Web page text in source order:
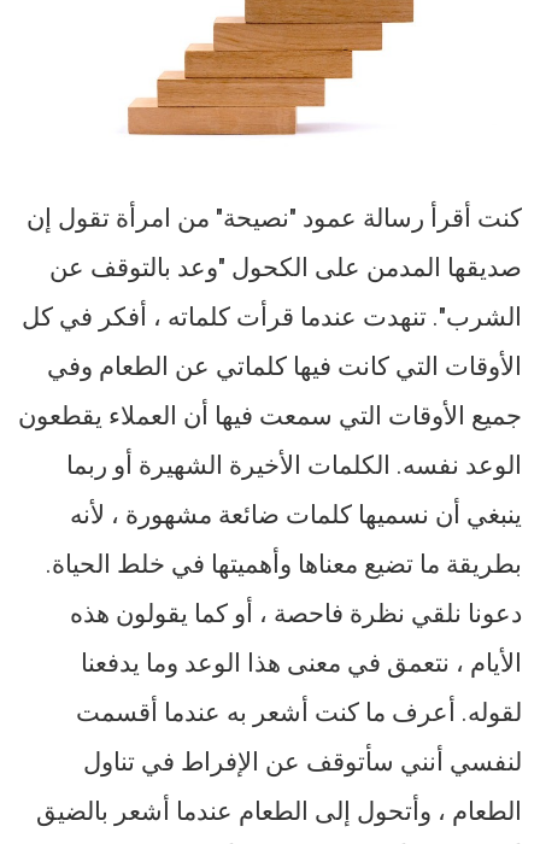
كنت أقرأ رسالة عمود "نصيحة" من امرأة تقول إن
صديقها المدمن على الكحول "وعد بالتوقف عن
الشرب". تنهدت عندما قرأت كلماته ، أفكر في كل
الأوقات التي كانت فيها كلماتي عن الطعام وفي
جميع الأوقات التي سمعت فيها أن العملاء يقطعون
الوعد نفسه. الكلمات الأخيرة الشهيرة أو ربما
ينبغي أن نسميها كلمات ضائعة مشهورة ، لأنه
بطريقة ما تضيع معناها وأهميتها في خلط الحياة.
دعونا نلقي نظرة فاحصة ، أو كما يقولون هذه
الأيام ، نتعمق في معنى هذا الوعد وما يدفعنا
لقوله. أعرف ما كنت أشعر به عندما أقسمت
لنفسي أنني سأتوقف عن الإفراط في تناول
الطعام ، وأتحول إلى الطعام عندما أشعر بالضيق